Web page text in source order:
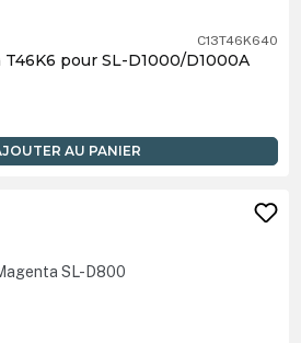
C13T46K640
pour SL-D1000/D1000A
AU PANIER